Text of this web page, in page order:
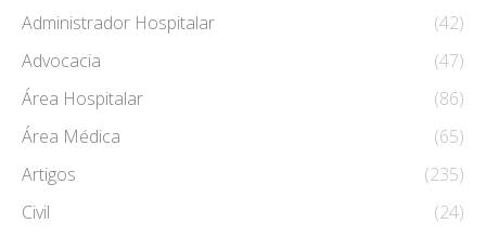
Administrador Hospitalar
(42)
Advocacia
(47)
Área Hospitalar
(86)
Área Médica
(65)
Artigos
(235)
Civil
(24)